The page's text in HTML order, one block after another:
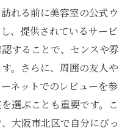
選ばれる理由
美容室選びのポイント
トレンド予測
ルを試す
トを提供する北区の美
れる前に美容室の公式ウ
、提供されているサービ
することで、センスや雰
。さらに、周囲の友人や
ネットでのレビューを参
選ぶことも重要です。こ
大阪市北区で自分にぴっ